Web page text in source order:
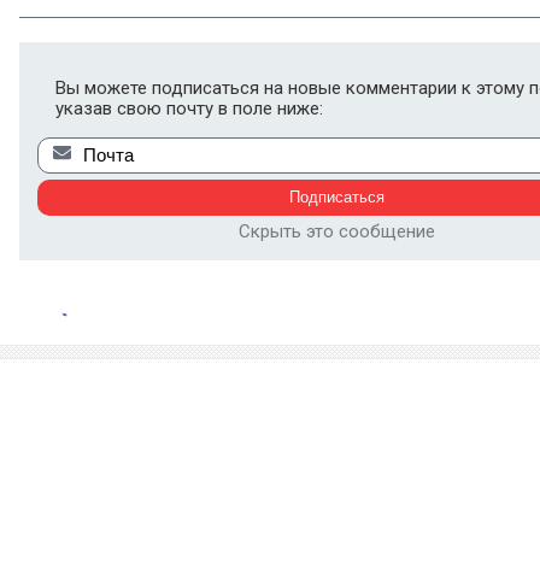
Вы можете подписаться на новые комментарии к этому
указав свою почту в поле ниже:
Скрыть это сообщение